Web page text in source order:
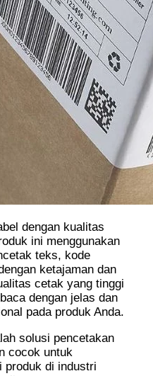
dengan kualitas
ini menggunakan
teks, kode
ketajaman dan
cetak yang tinggi
dengan jelas dan
pada produk Anda.
solusi pencetakan
cocok untuk
produk di industri